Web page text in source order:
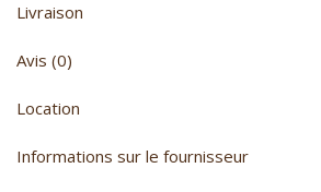
Livraison
Avis (0)
Location
Informations sur le fournisseur